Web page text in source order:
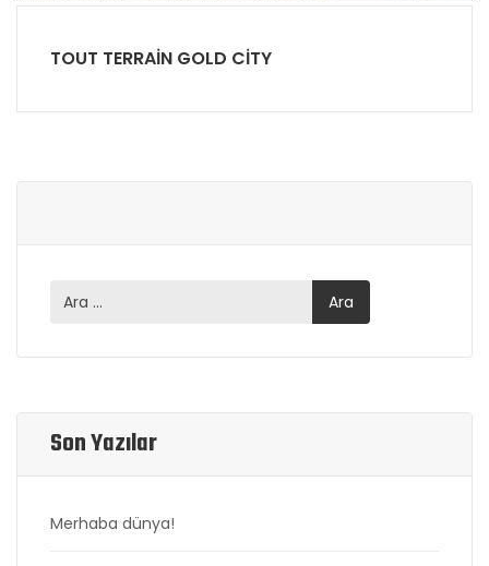
TOUT TERRAIN GOLD CITY
Son Yazılar
Merhaba dünya!